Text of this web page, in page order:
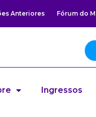
Anteriores Fórum do
Ingressos